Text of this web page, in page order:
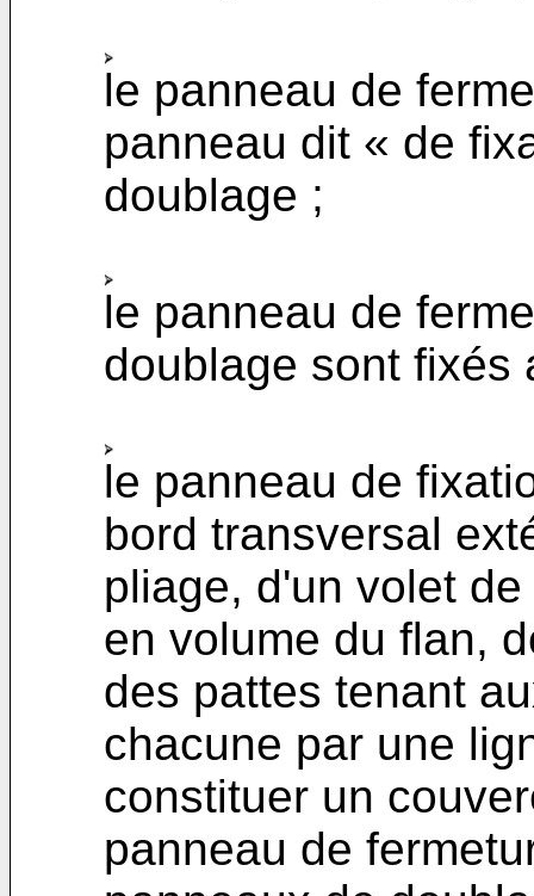
le panneau de
panneau dit « de
doublage ;
le panneau de
doublage sont fixés
le panneau de
bord transversal
pliage, d'un volet
en volume du flan,
des pattes tenant
chacune par une
constituer un
panneau de